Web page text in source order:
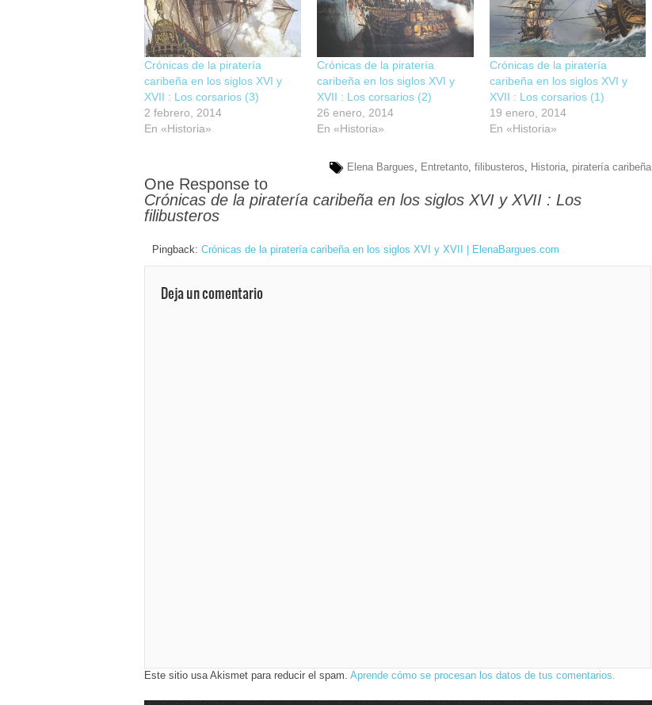
Crónicas de la piratería
caribeña en los siglos XVI y
XVII : Los corsarios (3)
2 febrero, 2014
En «Historia»
Crónicas de la piratería
caribeña en los siglos XVI y
XVII : Los corsarios (2)
26 enero, 2014
En «Historia»
Crónicas de la piratería
caribeña en los siglos XVI y
XVII : Los corsarios (1)
19 enero, 2014
En «Historia»
Elena Bargues Entretanto filibusteros Historia piratería caribeña
One Response to
Crónicas de la piratería caribeña en los siglos XVI y XVII : Los
filibusteros
Pingback: Crónicas de la piratería caribeña en los siglos XVI y XVII | ElenaBargues.com
Deja un comentario
Este sitio usa Akismet para reducir el spam. Aprende cómo se procesan los datos de tus comentarios.